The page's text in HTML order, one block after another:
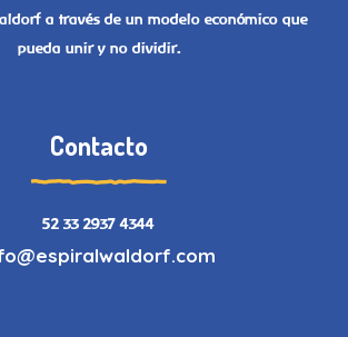
a través de un modelo económico que
pueda unir y no dividir.
Contacto
52 33 2937 4344